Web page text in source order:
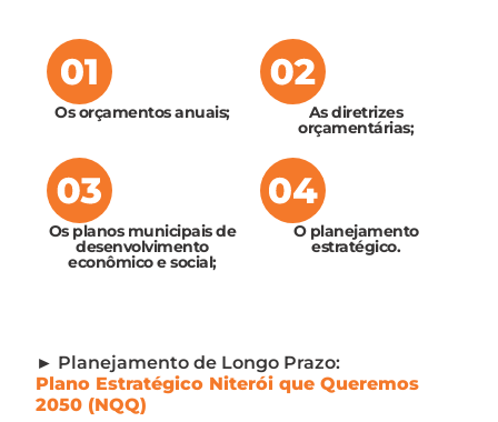
Os orçamentos anuais; As diretrizes
orçamentárias;
Os planos municipais de
desenvolvimento
econômico e social;
O planejamento
estratégico.
► Planejamento de Longo Prazo:
Plano Estratégico Niterói que Queremos
2050 (NQQ)